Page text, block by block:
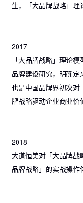
生，「大品牌战略」理
2017
「大品牌战略」理论
品牌建设研究，明确
也是中国品牌界初次对
牌战略驱动企业商业价
2018
大道恒美对「大品牌战
品牌战略」的实战操作